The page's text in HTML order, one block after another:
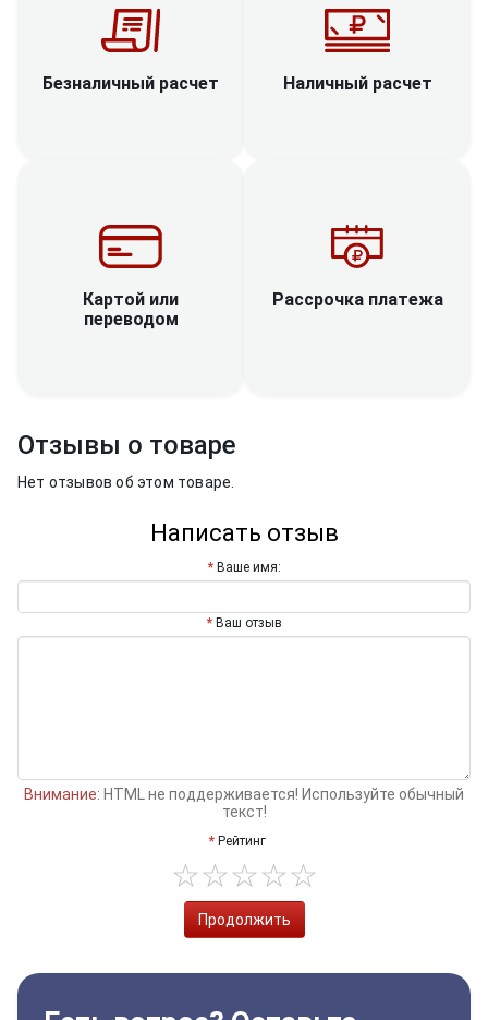
Безналичный расчет Наличный расчет
Картой или
переводом
Рассрочка платежа
Отзывы о товаре
Нет отзывов об этом товаре.
Написать отзыв
Ваше имя:
Ваш отзыв
Внимание: HTML не поддерживается! Используйте обычный
текст!
Рейтинг
Продолжить